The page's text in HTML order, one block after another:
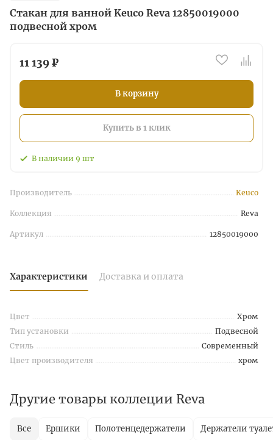
Стакан для ванной Keuco Reva 12850019000
подвесной хром
11 139 ₽
В корзину
Купить в 1 клик
В наличии 9 шт
Производитель Keuco
Коллекция Reva
Артикул 12850019000
Характеристики Доставка и оплата
Цвет
Хром
Тип установки
Подвесной
Стиль
Современный
Цвет производителя
хром
Другие товары коллеции Reva
Все Ершики Полотенцедержатели Держатели